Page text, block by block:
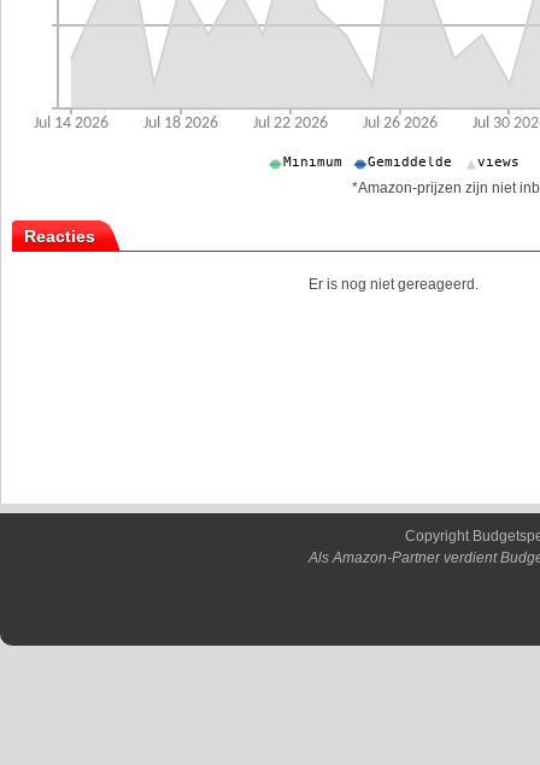
*Amazon-prijzen zijn niet
Reacties
Er is nog niet gereageerd.
Copyright
Als Amazon-Partner verdient